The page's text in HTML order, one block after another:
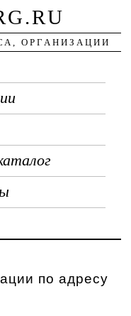
ОРГАНИЗАЦИИ
по адресу